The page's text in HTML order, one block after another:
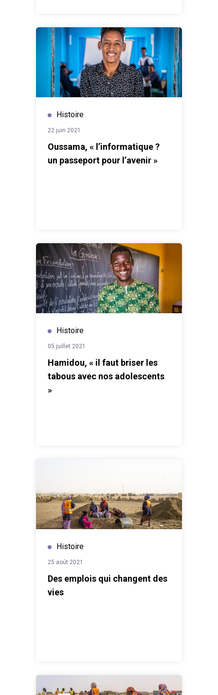
publication sur la page UNFPA :UNFPA Mauritanie |
Accouchement assisté dans le camion clinique, une
mère et son bébé sauvés de justesse
Histoire
22 juin 2021
Oussama, « l’informatique ?
un passeport pour l’avenir »
Histoire
05 juillet 2021
Hamidou, « il faut briser les
tabous avec nos adolescents
»
Histoire
25 août 2021
Des emplois qui changent des
vies